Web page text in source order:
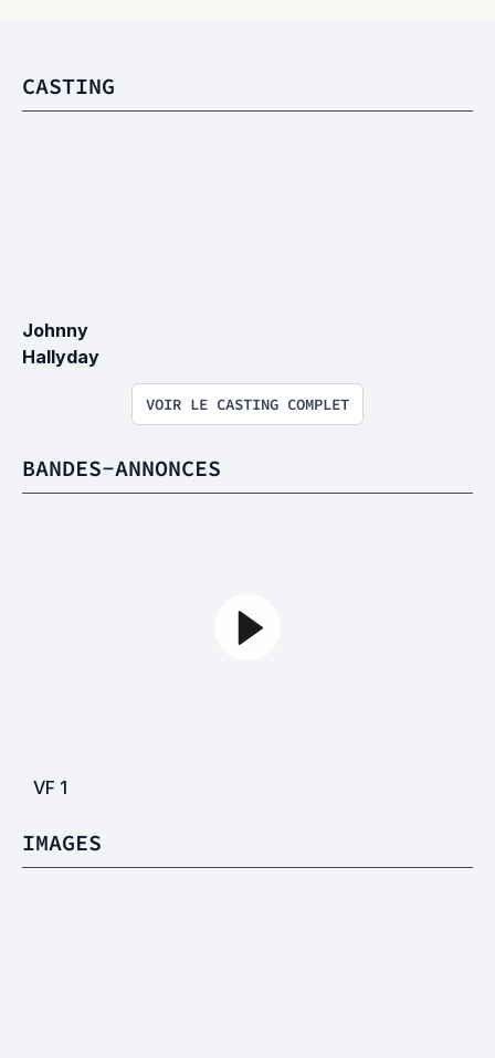
CASTING
Johnny
Hallyday
VOIR LE CASTING COMPLET
BANDES-ANNONCES
VF 1
IMAGES